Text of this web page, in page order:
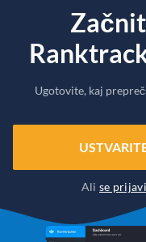
Ugotovite, kaj
Alise